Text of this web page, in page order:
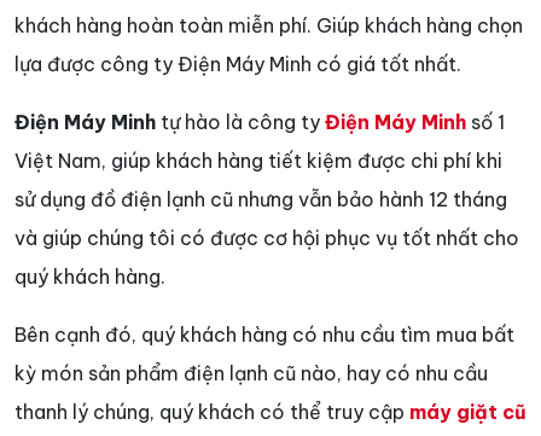
khách hàng hoàn toàn miễn phí. Giúp khách hàng chọn
lựa được công ty Điện Máy Minh có giá tốt nhất.
Điện Máy Minh tự hào là công ty Điện Máy Minh số 1
Việt Nam, giúp khách hàng tiết kiệm được chi phí khi
sử dụng đồ điện lạnh cũ nhưng vẫn bảo hành 12 tháng
và giúp chúng tôi có được cơ hội phục vụ tốt nhất cho
quý khách hàng.
Bên cạnh đó, quý khách hàng có nhu cầu tìm mua bất
kỳ món sản phẩm điện lạnh cũ nào, hay có nhu cầu
thanh lý chúng, quý khách có thể truy cập máy giặt cũ